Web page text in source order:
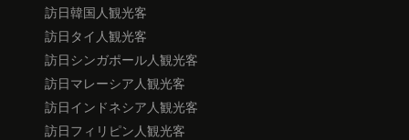
訪日韓国人観光客
訪日タイ人観光客
訪日シンガポール人観光客
訪日マレーシア人観光客
訪日インドネシア人観光客
訪日フィリピン人観光客